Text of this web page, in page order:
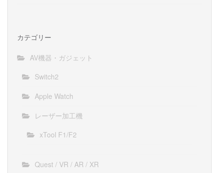
カテゴリー
AV機器・ガジェット
Switch2
Apple Watch
レーザー加工機
xTool F1/F2
Quest / VR / AR / XR